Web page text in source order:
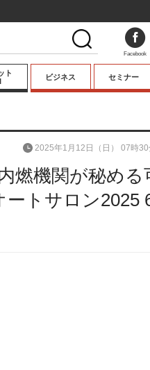
ト
ビジネス
テクノロジー
キーパーソンイ
ンタビュー
セミナー
燃機関が秘める
トサロン2025
2025年1月12日（日） 07時30
Facebook